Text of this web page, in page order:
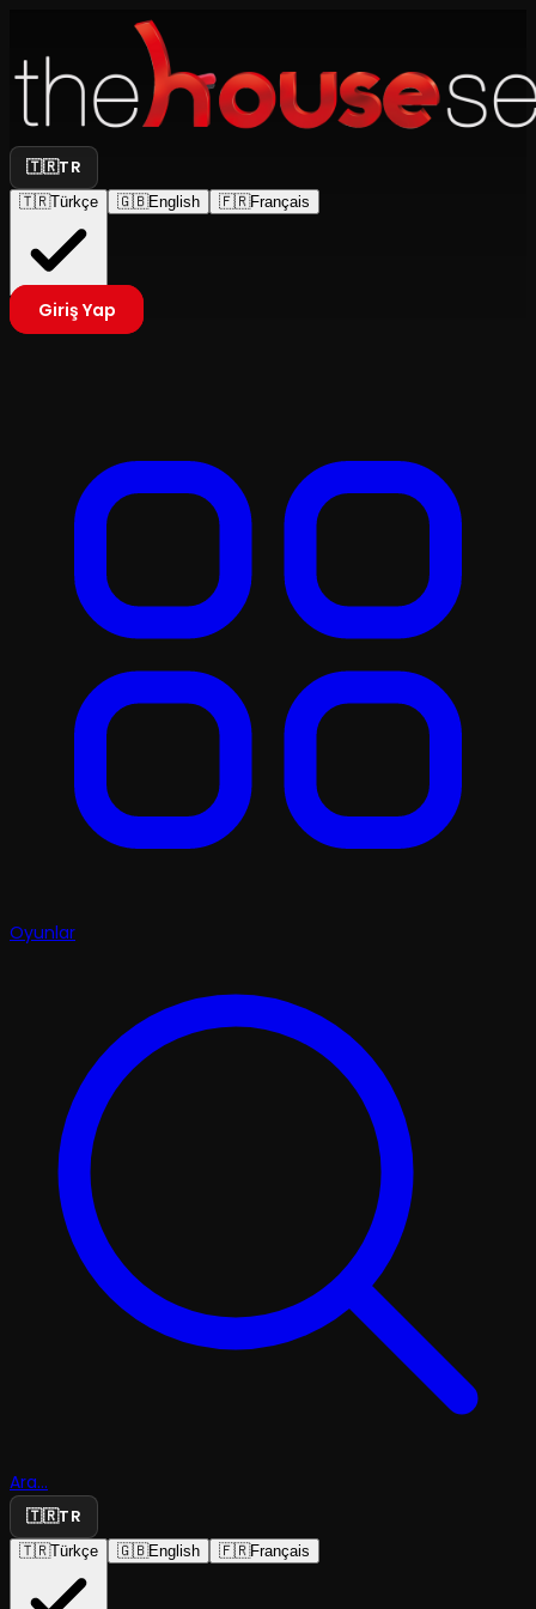
🇹🇷TR
🇹🇷Türkçe 🇬🇧English 🇫🇷Français
Giriş Yap
Oyunlar
Ara...
🇹🇷TR
🇹🇷Türkçe 🇬🇧English 🇫🇷Français